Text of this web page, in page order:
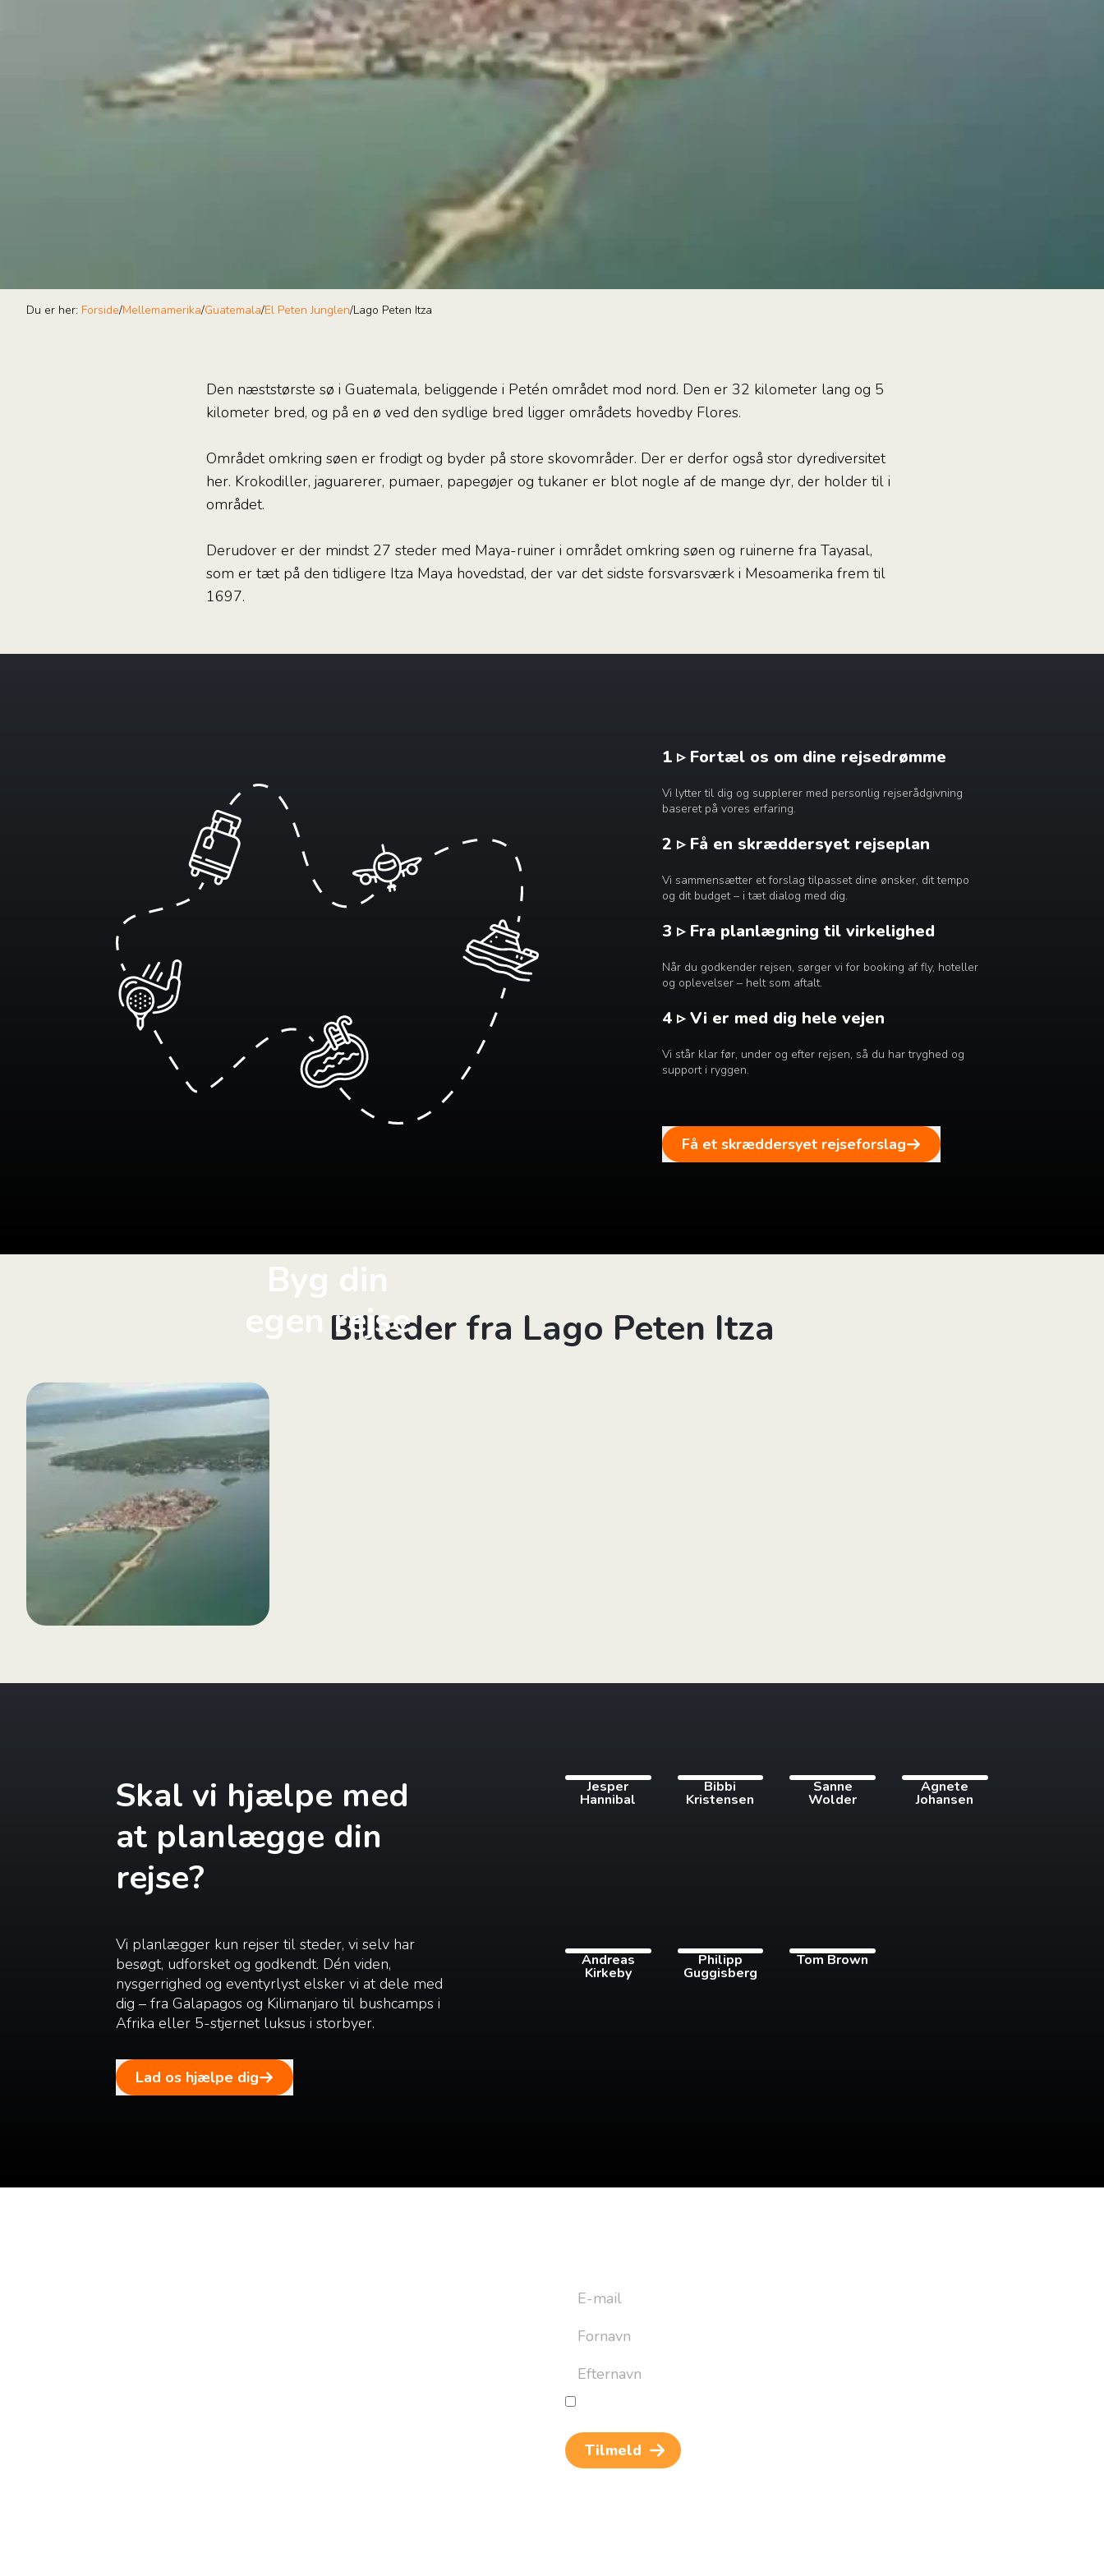
Du er her: Forside/Mellemamerika/Guatemala/El Peten Junglen/Lago Peten Itza
Den næststørste sø i Guatemala, beliggende i Petén området mod nord. Den er 32 kilometer lang og 5
kilometer bred, og på en ø ved den sydlige bred ligger områdets hovedby Flores.
Området omkring søen er frodigt og byder på store skovområder. Der er derfor også stor dyrediversitet
her. Krokodiller, jaguarerer, pumaer, papegøjer og tukaner er blot nogle af de mange dyr, der holder til i
området.
Derudover er der mindst 27 steder med Maya-ruiner i området omkring søen og ruinerne fra Tayasal,
som er tæt på den tidligere Itza Maya hovedstad, der var det sidste forsvarsværk i Mesoamerika frem til
1697.
Byg din
egen rejse
1 ▹ Fortæl os om dine rejsedrømme
Vi lytter til dig og supplerer med personlig rejserådgivning
baseret på vores erfaring.
2 ▹ Få en skræddersyet rejseplan
Vi sammensætter et forslag tilpasset dine ønsker, dit tempo
og dit budget – i tæt dialog med dig.
3 ▹ Fra planlægning til virkelighed
Når du godkender rejsen, sørger vi for booking af fly, hoteller
og oplevelser – helt som aftalt.
4 ▹ Vi er med dig hele vejen
Vi står klar før, under og efter rejsen, så du har tryghed og
support i ryggen.
Få et skræddersyet rejseforslag
Billeder fra Lago Peten Itza
Skal vi hjælpe med
at planlægge din
rejse?
Vi planlægger kun rejser til steder, vi selv har
besøgt, udforsket og godkendt. Dén viden,
nysgerrighed og eventyrlyst elsker vi at dele med
dig – fra Galapagos og Kilimanjaro til bushcamps i
Afrika eller 5-stjernet luksus i storbyer.
Lad os hjælpe dig
Jesper
Hannibal
Bibbi
Kristensen
Sanne
Wolder
Agnete
Johansen
Andreas
Kirkeby
Philipp
Guggisberg
Tom Brown